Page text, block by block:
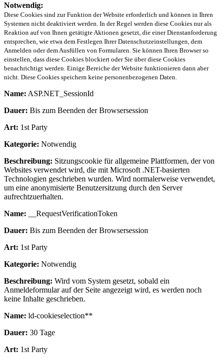
Notwendig:
Diese Cookies sind zur Funktion der Website erforderlich und können in Ihren
Systemen nicht deaktiviert werden. In der Regel werden diese Cookies nur als
Reaktion auf von Ihnen getätigte Aktionen gesetzt, die einer Dienstanforderung
entsprechen, wie etwa dem Festlegen Ihrer Datenschutzeinstellungen, dem
Anmelden oder dem Ausfüllen von Formularen. Sie können Ihren Browser so
einstellen, dass diese Cookies blockiert oder Sie über diese Cookies
benachrichtigt werden. Einige Bereiche der Website funktionieren dann aber
nicht. Diese Cookies speichern keine personenbezogenen Daten.
Name: ASP.NET_SessionId
Dauer: Bis zum Beenden der Browsersession
Art: 1st Party
Kategorie: Notwendig
Beschreibung: Sitzungscookie für allgemeine Plattformen, der von
Websites verwendet wird, die mit Microsoft .NET-basierten
Technologien geschrieben wurden. Wird normalerweise verwendet,
um eine anonymisierte Benutzersitzung durch den Server
aufrechtzuerhalten.
Name: __RequestVerificationToken
Dauer: Bis zum Beenden der Browsersession
Art: 1st Party
Kategorie: Notwendig
Beschreibung: Wird vom System gesetzt, sobald ein
Anmeldeformular auf der Seite angezeigt wird, es werden noch
keine Inhalte geschrieben.
Name: ld-cookieselection**
Dauer: 30 Tage
Art: 1st Party